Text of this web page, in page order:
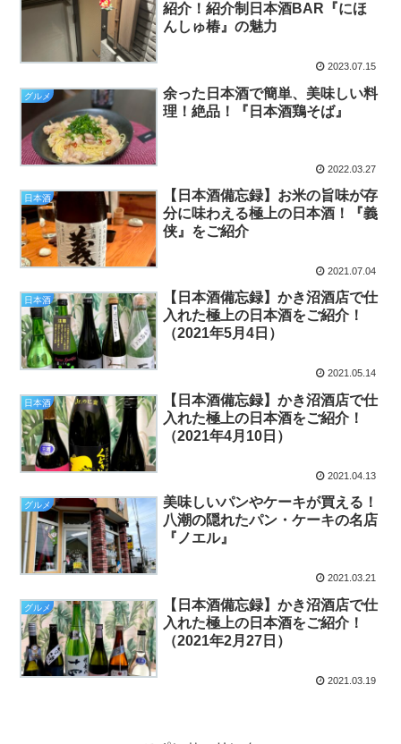
紹介！紹介制日本酒BAR『にほ
んしゅ椿』の魅力
2023.07.15
グルメ
余った日本酒で簡単、美味しい料
理！絶品！『日本酒鶏そば』
2022.03.27
日本酒
【日本酒備忘録】お米の旨味が存
分に味わえる極上の日本酒！『義
侠』をご紹介
2021.07.04
日本酒
【日本酒備忘録】かき沼酒店で仕
入れた極上の日本酒をご紹介！
（2021年5月4日）
2021.05.14
日本酒
【日本酒備忘録】かき沼酒店で仕
入れた極上の日本酒をご紹介！
（2021年4月10日）
2021.04.13
グルメ
美味しいパンやケーキが買える！
八潮の隠れたパン・ケーキの名店
『ノエル』
2021.03.21
グルメ
【日本酒備忘録】かき沼酒店で仕
入れた極上の日本酒をご紹介！
（2021年2月27日）
2021.03.19